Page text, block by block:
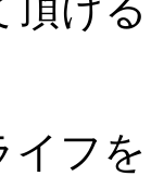
イフ